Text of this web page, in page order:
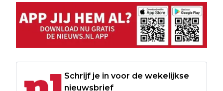
Schrijf je in voor de wekelijkse
nieuwsbrief